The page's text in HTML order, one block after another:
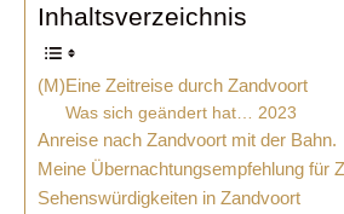
Inhaltsverzeichnis
(M)Eine Zeitreise durch Zandvoort
Was sich geändert hat… 2023
Anreise nach Zandvoort mit der Bahn.
Meine Übernachtungsempfehlung für
Sehenswürdigkeiten in Zandvoort